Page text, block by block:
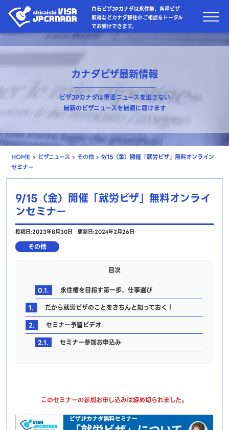
白石ビザJPカナダは永住権、各種ビザ
取得などカナダ移住のご相談をトータル
でお受けできます。
カナダビザ最新情報
ビザJPカナダは重要ニュースを逃さない
最新のビザニュースを最適に届けます
HOME › ビザニュース › その他 › 9/15（金）開催「就労ビザ」無料オンライン
セミナー
9/15（金）開催「就労ビザ」無料オンライ
ンセミナー
投稿日:2023年8月30日 更新日:2024年2月26日
その他
目次
0.1.
永住権を目指す第一歩、仕事選び
1.
だから就労ビザのことをきちんと知っておく！
2.
セミナー予習ビデオ
2.1.
セミナー参加お申込み
このセミナーの参加お申し込みは締め切られました。